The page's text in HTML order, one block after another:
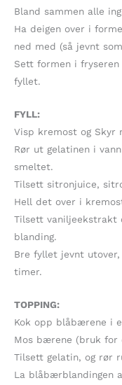
Bland sammen alle
Ha deigen over i
ned med (så jevnt
Sett formen i
fyllet.
FYLL:
Visp kremost og Skyr
Rør ut gelatinen i
smeltet.
Tilsett sitronjuice,
Hell det over i
Tilsett vaniljeekstrakt
blanding.
Bre fyllet jevnt
timer.
TOPPING:
Kok opp blåbærene i
Mos bærene (bruk for
Tilsett gelatin, og rør
La blåbærblandingen